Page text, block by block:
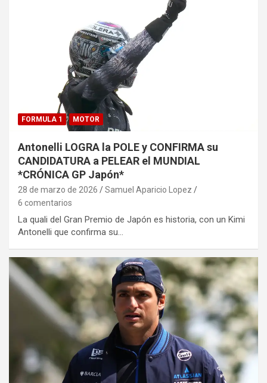
FORMULA 1 MOTOR
Antonelli LOGRA la POLE y CONFIRMA su
CANDIDATURA a PELEAR el MUNDIAL
*CRÓNICA GP Japón*
28 de marzo de 2026
Samuel Aparicio Lopez
6 comentarios
La quali del Gran Premio de Japón es historia, con un Kimi
Antonelli que confirma su…